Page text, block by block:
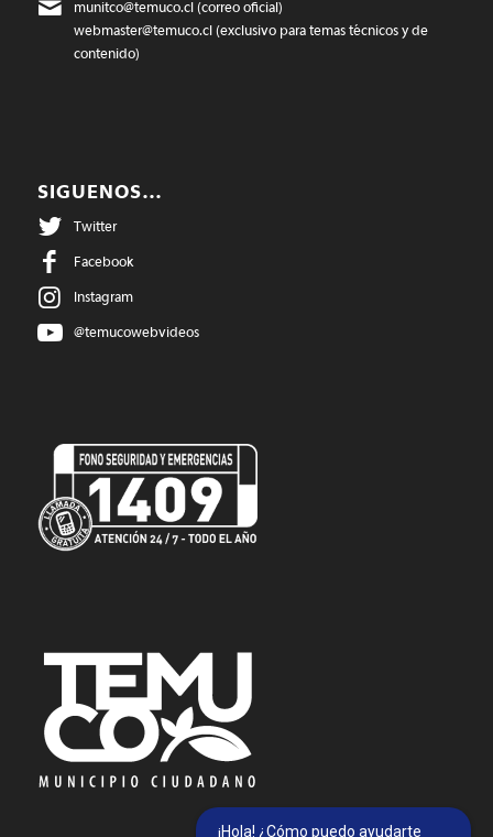
munitco@temuco.cl(correo oficial)
webmaster@temuco.cl(exclusivo para temas técnicos y de
contenido)
SIGUENOS…
Twitter
Facebook
Instagram
@temucowebvideos
¡Hola! ¿Cómo puedo ayudarte